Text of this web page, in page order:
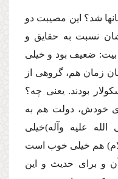
شد؟ این مصیبت دو
نسبت به حقایق و
بیت: ضعیف بود و خیلى
زمان هم، گروهى از
بودند. یعنى چه؟
خودش، دولت هم به
علیه وآله)خیلى
هم خیلى خوب است
و براى حدیث و این